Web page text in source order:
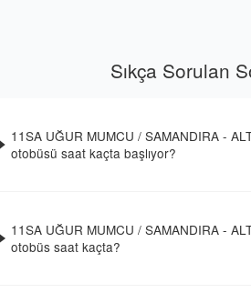
Sıkça Sorulan
11SA UĞUR MUMCU / SAMANDIRA -
otobüsü saat kaçta başlıyor?
11SA UĞUR MUMCU / SAMANDIRA -
otobüs saat kaçta?